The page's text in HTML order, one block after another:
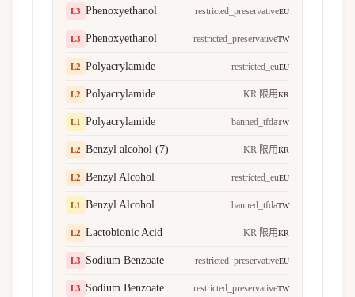
L3 Phenoxyethanol restricted_preservativeEU
L3 Phenoxyethanol restricted_preservativeTW
L2 Polyacrylamide restricted_euEU
L2 Polyacrylamide KR 限用KR
L1 Polyacrylamide banned_tfdaTW
L2 Benzyl alcohol (7) KR 限用KR
L2 Benzyl Alcohol restricted_euEU
L1 Benzyl Alcohol banned_tfdaTW
L2 Lactobionic Acid KR 限用KR
L3 Sodium Benzoate restricted_preservativeEU
L3 Sodium Benzoate restricted_preservativeTW